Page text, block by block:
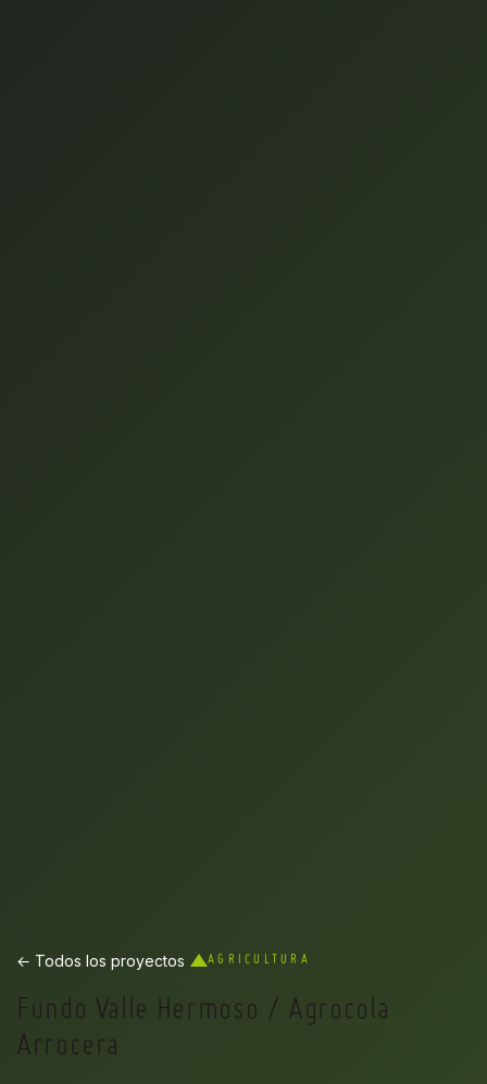
← Todos los proyectos AGRICULTURA
Fundo Valle Hermoso / Agrocola
Arrocera